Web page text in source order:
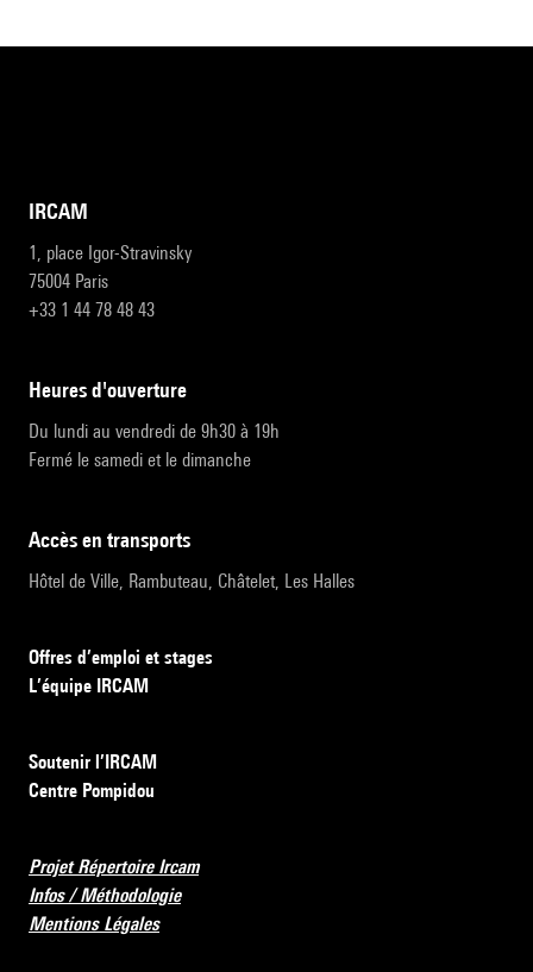
IRCAM
1, place Igor-Stravinsky
75004 Paris
+33 1 44 78 48 43
heures d'ouverture
Du lundi au vendredi de 9h30 à 19h
Fermé le samedi et le dimanche
accès en transports
Hôtel de Ville, Rambuteau, Châtelet, Les Halles
Offres d’emploi et stages
L’équipe IRCAM
Soutenir l’IRCAM
Centre Pompidou
Projet Répertoire Ircam
Infos / Méthodologie
Mentions Légales